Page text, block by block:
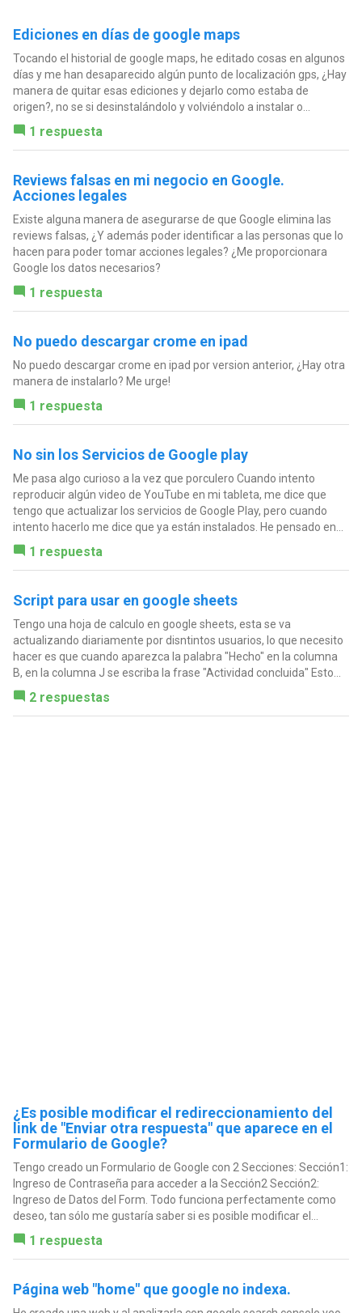
Ediciones en días de google maps
Tocando el historial de google maps, he editado cosas en algunos
días y me han desaparecido algún punto de localización gps, ¿Hay
manera de quitar esas ediciones y dejarlo como estaba de
origen?, no se si desinstalándolo y volviéndolo a instalar o...
1 respuesta
Reviews falsas en mi negocio en Google.
Acciones legales
Existe alguna manera de asegurarse de que Google elimina las
reviews falsas, ¿Y además poder identificar a las personas que lo
hacen para poder tomar acciones legales? ¿Me proporcionara
Google los datos necesarios?
1 respuesta
No puedo descargar crome en ipad
No puedo descargar crome en ipad por version anterior, ¿Hay otra
manera de instalarlo? Me urge!
1 respuesta
No sin los Servicios de Google play
Me pasa algo curioso a la vez que porculero Cuando intento
reproducir algún video de YouTube en mi tableta, me dice que
tengo que actualizar los servicios de Google Play, pero cuando
intento hacerlo me dice que ya están instalados. He pensado en...
1 respuesta
Script para usar en google sheets
Tengo una hoja de calculo en google sheets, esta se va
actualizando diariamente por disntintos usuarios, lo que necesito
hacer es que cuando aparezca la palabra "Hecho" en la columna
B, en la columna J se escriba la frase "Actividad concluida" Esto...
2 respuestas
¿Es posible modificar el redireccionamiento del
link de "Enviar otra respuesta" que aparece en el
Formulario de Google?
Tengo creado un Formulario de Google con 2 Secciones: Sección1:
Ingreso de Contraseña para acceder a la Sección2 Sección2:
Ingreso de Datos del Form. Todo funciona perfectamente como
deseo, tan sólo me gustaría saber si es posible modificar el...
1 respuesta
Página web "home" que google no indexa.